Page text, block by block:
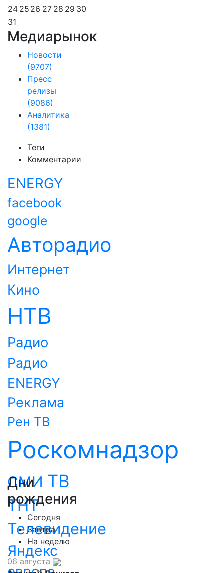
24 25 26 27 28 29 30
31
Медиарынок
Новости
(9707)
Пресс
релизы
(9086)
Аналитика
(1381)
Теги
Комментарии
ENERGY
facebook
google
Авторадио
Интернет
Кино
НТВ
Радио
Радио
ENERGY
Реклама
Рен ТВ
Роскомнадзор
СМИ ТВ
ТНТ
Телевидение
Яндекс
Дни
рождения
Сегодня
Завтра
На неделю
06 августа